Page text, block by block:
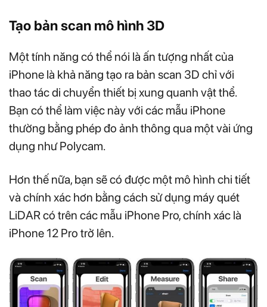
Tạo bản scan mô hình 3D
Một tính năng có thể nói là ấn tượng nhất của
iPhone là khả năng tạo ra bản scan 3D chỉ với
thao tác di chuyển thiết bị xung quanh vật thể.
Bạn có thể làm việc này với các mẫu iPhone
thường bằng phép đo ảnh thông qua một vài ứng
dụng như Polycam.
Hơn thế nữa, bạn sẽ có được một mô hình chi tiết
và chính xác hơn bằng cách sử dụng máy quét
LiDAR có trên các mẫu iPhone Pro, chính xác là
iPhone 12 Pro trở lên.